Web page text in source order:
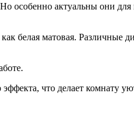
особенно актуальны они
белая матовая.
что делает комнату